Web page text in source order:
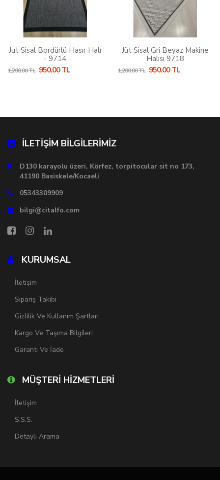
Jut Sisal Bordürlü Hasır Halı
- 9714
1,200.00 TL 950.00 TL
Jüt Sisal Gri Beyaz Makine
Halısı 9718
1,200.00 TL 950.00 TL
İLETİŞİM BİLGİLERİMİZ
D130 karayolu üzeri, Körfez, torpitocular sit no 173,
41190 Basiskele/Kocaeli
05343309909
bilgi@citalfo.com
KURUMSAL
İletişim
Sipariş Takibi
Gizlilik Ve Kullanım Şartları
Kargo Ve Taşıma Bilgileri
Garanti Ve İade
MÜŞTERİ HİZMETLERİ
İletişim
S.S.S.
Detaylı Arama